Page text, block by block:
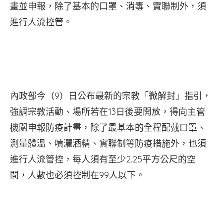
畫並申報，除了基本的口罩、消毒、實聯制外，須
進行人流控管。
內政部今（9）日公布最新的宗教「微解封」指引，
強調宗教活動、場所若在13日後要開放，得向主管
機關申報防疫計畫，除了最基本的全程配戴口罩、
測量體溫、噴灑酒精、實聯制等防疫措施外，也須
進行人流管控，每人須有至少2.25平方公尺的空
間，人數也必須控制在99人以下。